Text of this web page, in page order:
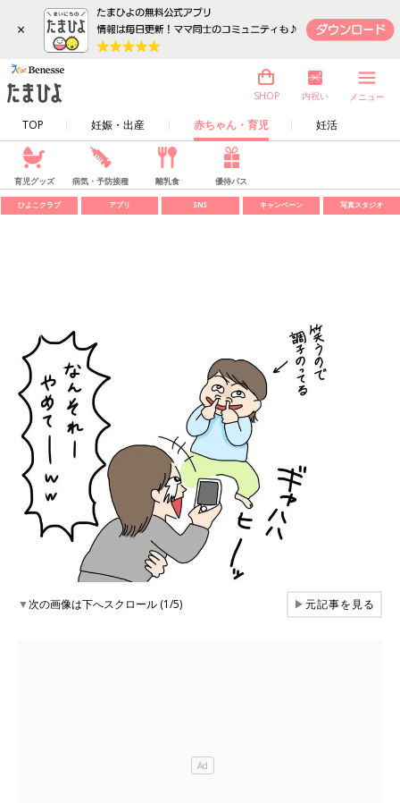
×
TOP 妊娠・出産 赤ちゃん・育児 妊活
SHOP 内祝い メニュー
育児グッズ 病気・予防接種 離乳食 優待パス
ひよこクラブ アプリ SNS キャンペーン 写真スタジオ
▼次の画像は下へスクロール (1/5) ▶元記事を見る